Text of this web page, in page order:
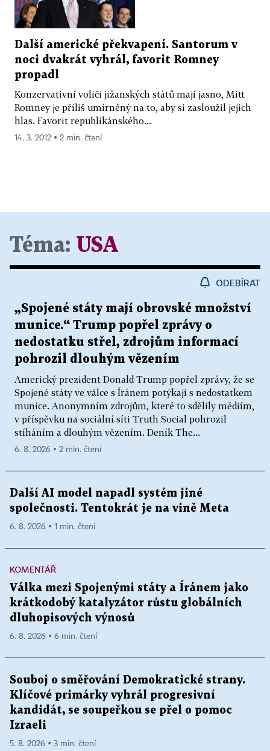
Další americké překvapení. Santorum v
noci dvakrát vyhrál, favorit Romney
propadl
Konzervativní voliči jižanských států mají jasno, Mitt
Romney je příliš umírněný na to, aby si zasloužil jejich
hlas. Favorit republikánského...
14. 3. 2012 ▪ 2 min. čtení
Téma: USA
ODEBÍRAT
„Spojené státy mají obrovské množství
munice.“ Trump popřel zprávy o
nedostatku střel, zdrojům informací
pohrozil dlouhým vězením
Americký prezident Donald Trump popřel zprávy, že se
Spojené státy ve válce s Íránem potýkají s nedostatkem
munice. Anonymním zdrojům, které to sdělily médiím,
v příspěvku na sociální síti Truth Social pohrozil
stíháním a dlouhým vězením. Deník The...
6. 8. 2026 ▪ 2 min. čtení
Další AI model napadl systém jiné
společnosti. Tentokrát je na vině Meta
6. 8. 2026 ▪ 1 min. čtení
KOMENTÁŘ
Válka mezi Spojenými státy a Íránem jako
krátkodobý katalyzátor růstu globálních
dluhopisových výnosů
6. 8. 2026 ▪ 6 min. čtení
Souboj o směřování Demokratické strany.
Klíčové primárky vyhrál progresivní
kandidát, se soupeřkou se přel o pomoc
Izraeli
5. 8. 2026 ▪ 3 min. čtení